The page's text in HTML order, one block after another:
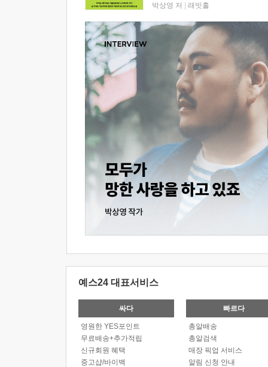
박상영 저 래빗홀
예스24 대표서비스
싸다
영원한 YES포인트
무료배송+추가적립
신규회원 혜택
중고샵/바이백
빠르다
총알배송
총알검색
매장 픽업 서비스
알림 신청 안내